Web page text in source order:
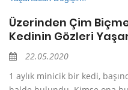
Üzerinden Çim
Kedinin Gözleri
22.05.2020
1 aylık minicik bir kedi,